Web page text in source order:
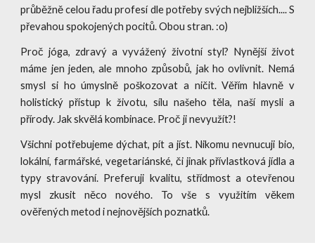
průběžně celou řadu profesí dle potřeby svých nejbližších.... S
převahou spokojených pocitů. Obou stran. :o)
Proč jóga, zdravý a vyvážený životní styl? Nynější život
máme jen jeden, ale mnoho způsobů, jak ho ovlivnit. Nemá
smysl si ho úmyslně poškozovat a ničit. Věřím hlavně v
holistický přístup k životu, sílu našeho těla, naší mysli a
přírody. Jak skvělá kombinace. Proč ji nevyužít?!
Všichni potřebujeme dýchat, pít a jíst. Nikomu nevnucuji bio,
lokální, farmářské, vegetariánské, či jinak přívlastková jídla a
typy stravování. Preferuji kvalitu, střídmost a otevřenou
mysl zkusit něco nového. To vše s využitím věkem
ověřených metod i nejnovějších poznatků.